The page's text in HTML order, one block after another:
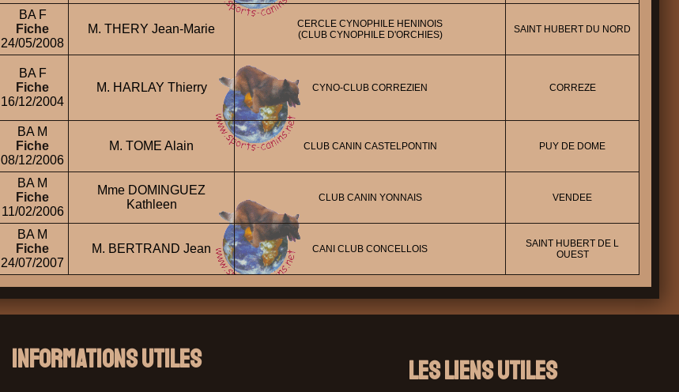
BA F
Fiche
24/05/2008
M. THERY Jean-Marie
CERCLE CYNOPHILE HENINOIS
(CLUB CYNOPHILE D'ORCHIES)
SAINT HUBERT DU NORD
BA F
Fiche
16/12/2004
M. HARLAY Thierry CYNO-CLUB CORREZIEN CORREZE
BA M
Fiche
08/12/2006
M. TOME Alain CLUB CANIN CASTELPONTIN PUY DE DOME
BA M
Fiche
11/02/2006
Mme DOMINGUEZ
Kathleen
CLUB CANIN YONNAIS VENDEE
BA M
Fiche
24/07/2007
M. BERTRAND Jean CANI CLUB CONCELLOIS
SAINT HUBERT DE L
OUEST
Informations Utiles Les liens utiles